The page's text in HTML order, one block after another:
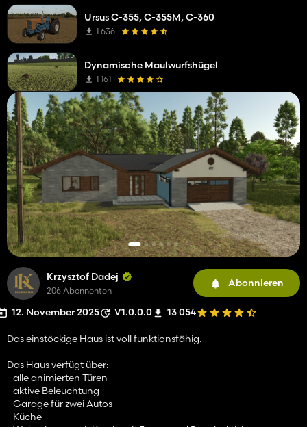
Krzysztof Dadej
206 Abonnenten
Abonnieren
12. November 2025 V1.0.0.0 13 054
Das einstöckige Haus ist voll funktionsfähig.
Das Haus verfügt über:
- alle animierten Türen
- aktive Beleuchtung
- Garage für zwei Autos
- Küche
Ursus C-355, C-355M, C-360
1 636
Dynamische Maulwurfshügel
1 161